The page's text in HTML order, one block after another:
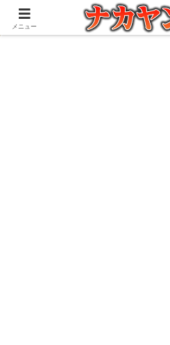
アウトドアとガジェット好きな管
メニュー